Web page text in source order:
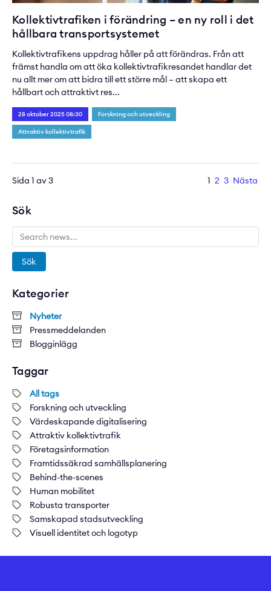
Sök
Sök
Kategorier
Nyheter
Pressmeddelanden
Blogginlägg
Taggar
All tags
Forskning och utveckling
Värdeskapande digitalisering
Attraktiv kollektivtrafik
Företagsinformation
Framtidssäkrad samhällsplanering
Behind-the-scenes
Human mobilitet
Robusta transporter
Samskapad stadsutveckling
Visuell identitet och logotyp
Kollektivtrafiken i förändring – en ny roll i det
hållbara transportsystemet
Kollektivtrafikens uppdrag håller på att förändras. Från att
främst handla om att öka kollektivtrafikresandet handlar det
nu allt mer om att bidra till ett större mål – att skapa ett
hållbart och attraktivt res...
28 oktober 2025 08:30 Forskning och utveckling
Attraktiv kollektivtrafik
Sida 1 av 3 1 2 3 Nästa